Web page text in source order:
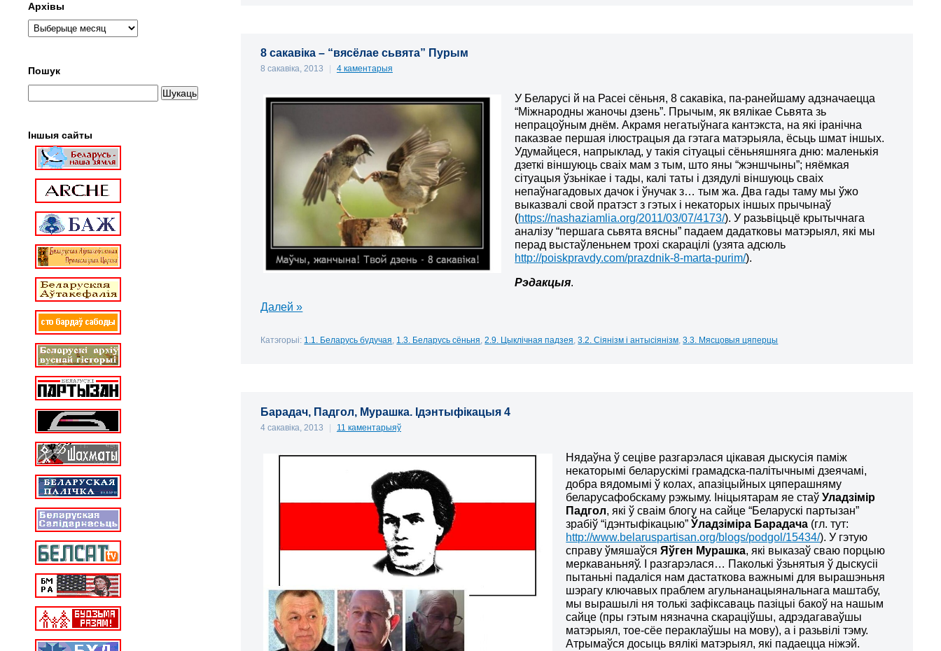
8 сакавіка – “вясёлае сьвята” Пурым
8 сакавіка, 2013 4 каментарыя
У Беларусі й на Расеі сёньня, 8 сакавіка, па-ранейшаму адзначаецца
“Міжнародны жаночы дзень”. Прычым, як вялікае Сьвята зь
непрацоўным днём. Акрамя негатыўнага кантэкста, на які іранічна
паказвае першая ілюстрацыя да гэтага матэрыяла, ёсьць шмат іншых.
Удумайцеся, напрыклад, у такія сітуацыі сёньняшняга дню: маленькія
дзеткі віншуюць сваіх мам з тым, што яны “жэншчыны”; няёмкая
сітуацыя ўзьнікае і тады, калі таты і дзядулі віншуюць сваіх
непаўнагадовых дачок і ўнучак з… тым жа. Два гады таму мы ўжо
выказвалі свой пратэст з гэтых і некаторых іншых прычынаў
(https://nashaziamlia.org/2011/03/07/4173/). У разьвіцьцё крытычнага
аналізу “першага сьвята вясны” падаем дадатковы матэрыял, які мы
перад выстаўленьнем трохі скарацілі (узята адсюль
http://poiskpravdy.com/prazdnik-8-marta-purim/).
Рэдакцыя.
Далей »
Катэгорыі: 1.1. Беларусь будучая 1.3. Беларусь сёньня ,2.9. Цыклічная падзея ,3.2. Сіянізм і антысіянізм ,3.3. Мясцовыя цяперцы
Барадач, Падгол, Мурашка. Ідэнтыфікацыя 4
4 сакавіка, 2013 11 каментарыяў
Нядаўна ў сеціве разгарэлася цікавая дыскусія паміж
некаторымі беларускімі грамадска-палітычнымі дзеячамі,
добра вядомымі ў колах, апазіцыйных цяперашняму
беларусафобскаму рэжыму. Ініцыятарам яе стаўУладзімір
Падгол, які ў сваім блогу на сайце “Беларускі партызан”
зрабіў “ідэнтыфікацыю”Ўладзіміра Барадача (гл. тут:
http://www.belaruspartisan.org/blogs/podgol/15434/). У гэтую
справу ўмяшаўсяЯўген Мурашка, які выказаў сваю порцыю
меркаваньняў. І разгарэлася… Паколькі ўзьнятыя ў дыскусіі
пытаньні падаліся нам дастаткова важнымі для вырашэньня
шэрагу ключавых праблем агульнанацыянальнага маштабу,
мы вырашылі ня толькі зафіксаваць пазіцыі бакоў на нашым
сайце (пры гэтым нязначна скараціўшы, адрэдагаваўшы
матэрыял, тое-сёе пераклаўшы на мову), а і разьвілі тэму.
Атрымаўся досыць вялікі матэрыял, які падаецца ніжэй.
Архівы
Пошук
Іншыя сайты